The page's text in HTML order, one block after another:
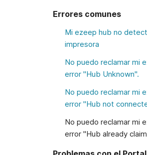
Errores comunes
Mi ezeep hub no
impresora
No puedo reclamar mi
error "Hub Unknown".
No puedo reclamar mi
error "Hub not
No puedo reclamar mi
error "Hub already